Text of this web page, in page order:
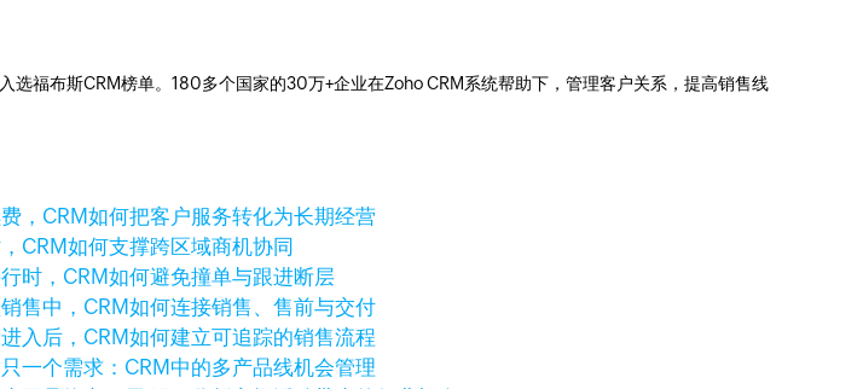
福布斯CRM榜单。180多个国家的30万+企业在Zoho CRM系统帮助下，管理客户关系，提高销售线
，CRM如何把客户服务转化为长期经营
CRM如何支撑跨区域商机协同
时，CRM如何避免撞单与跟进断层
售中，CRM如何连接销售、售前与交付
入后，CRM如何建立可追踪的销售流程
一个需求：CRM中的多产品线机会管理